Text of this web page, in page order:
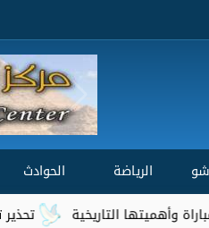
الرياضة الحوادث
تحذير تقني: بعض